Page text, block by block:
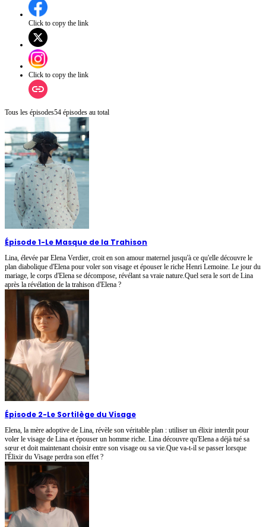
Click to copy the link
Click to copy the link
Tous les épisodes54 épisodes au total
Épisode 1-Le Masque de la Trahison
Lina, élevée par Elena Verdier, croit en son amour maternel jusqu'à ce qu'elle découvre le
plan diabolique d'Elena pour voler son visage et épouser le riche Henri Lemoine. Le jour du
mariage, le corps d'Elena se décompose, révélant sa vraie nature.Quel sera le sort de Lina
après la révélation de la trahison d'Elena ?
Épisode 2-Le Sortilège du Visage
Elena, la mère adoptive de Lina, révèle son véritable plan : utiliser un élixir interdit pour
voler le visage de Lina et épouser un homme riche. Lina découvre qu'Elena a déjà tué sa
sœur et doit maintenant choisir entre son visage ou sa vie.Que va-t-il se passer lorsque
l'Élixir du Visage perdra son effet ?